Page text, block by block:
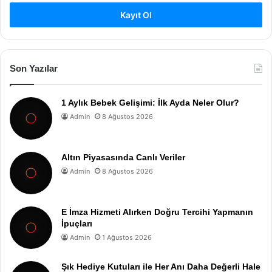
Kayıt Ol
Son Yazılar
1 Aylık Bebek Gelişimi: İlk Ayda Neler Olur?
Admin 8 Ağustos 2026
Altın Piyasasında Canlı Veriler
Admin 8 Ağustos 2026
E İmza Hizmeti Alırken Doğru Tercihi Yapmanın
İpuçları
Admin 1 Ağustos 2026
Şık Hediye Kutuları ile Her Anı Daha Değerli Hale